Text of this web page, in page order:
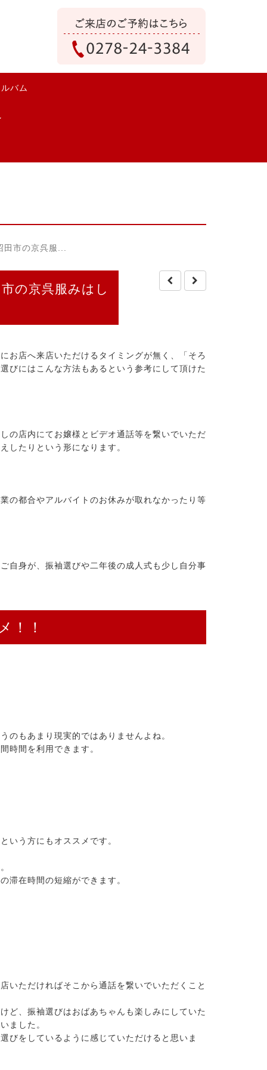
バム
市の京呉服...
の京呉服みはし
お店へ来店いただけるタイミングが無く、「そろ
びにはこんな方法もあるという参考にして頂けた
の店内にてお嬢様とビデオ通話等を繋いでいただ
したりという形になります。
の都合やアルバイトのお休みが取れなかったり等
自身が、振袖選びや二年後の成人式も少し自分事
！！
のもあまり現実的ではありませんよね。
時間を利用できます。
いう方にもオススメです。
滞在時間の短縮ができます。
いただければそこから通話を繋いでいただくこと
ど、振袖選びはおばあちゃんも楽しみにしていた
ました。
びをしているように感じていただけると思いま